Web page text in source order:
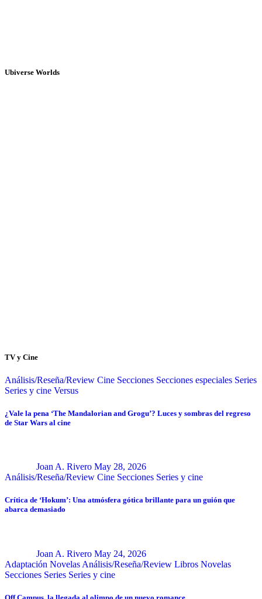
Ubiverse Worlds
TV y Cine
Análisis/Reseña/Review Cine Secciones Secciones especiales Series
Series y cine Versus
¿Vale la pena ‘The Mandalorian and Grogu’? Luces y sombras del regreso
de Star Wars al cine
Joan A. Rivero May 28, 2026
Análisis/Reseña/Review Cine Secciones Series y cine
Crítica de ‘Hokum’: Una atmósfera gótica brillante para un guión que
abarca demasiado
Joan A. Rivero May 24, 2026
Adaptación Novelas Análisis/Reseña/Review Libros Novelas
Secciones Series Series y cine